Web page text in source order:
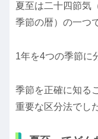
夏至は二十四節気
季節の暦）の一つ
1年を4つの季節に
季節を正確に知る
重要な区分法でし